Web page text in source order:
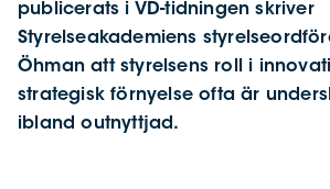
publicerats i VD-tidningen skriver
Styrelseakademiens
Öhman att styrelsens roll i
strategisk förnyelse ofta är
ibland outnyttjad.